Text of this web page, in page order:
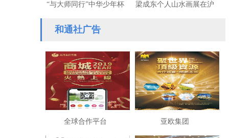
“与大师同行”中华少年杯
诗书画印艺术展在杭州开
幕
梁成东个人山水画展在沪
和通社广告
全球合作平台 亚欧集团